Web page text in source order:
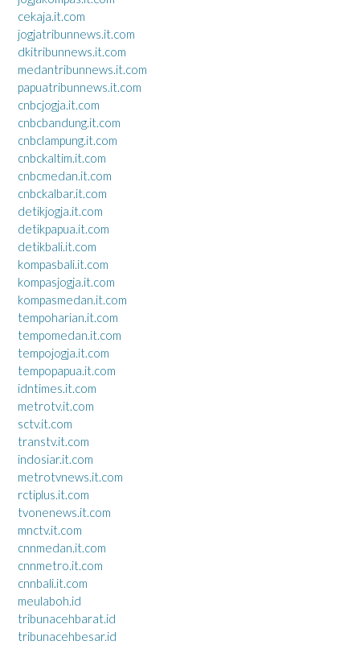
cekaja.it.com
jogjatribunnews.it.com
dkitribunnews.it.com
medantribunnews.it.com
papuatribunnews.it.com
cnbcjogja.it.com
cnbcbandung.it.com
cnbclampung.it.com
cnbckaltim.it.com
cnbcmedan.it.com
cnbckalbar.it.com
detikjogja.it.com
detikpapua.it.com
detikbali.it.com
kompasbali.it.com
kompasjogja.it.com
kompasmedan.it.com
tempoharian.it.com
tempomedan.it.com
tempojogja.it.com
tempopapua.it.com
idntimes.it.com
metrotv.it.com
sctv.it.com
transtv.it.com
indosiar.it.com
metrotvnews.it.com
rctiplus.it.com
tvonenews.it.com
mnctv.it.com
cnnmedan.it.com
cnnmetro.it.com
cnnbali.it.com
meulaboh.id
tribunacehbarat.id
tribunacehbesar.id